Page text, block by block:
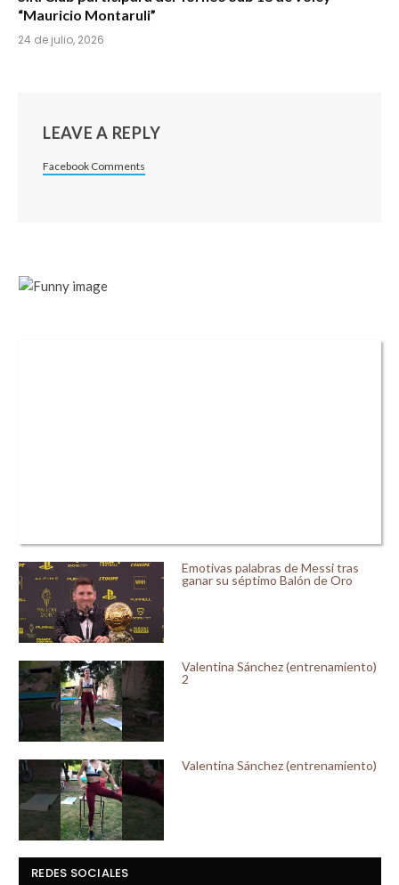
“Mauricio Montaruli”
24 de julio, 2026
LEAVE A REPLY
Facebook Comments
Emotivas palabras de Messi tras
ganar su séptimo Balón de Oro
Valentina Sánchez (entrenamiento)
2
Valentina Sánchez (entrenamiento)
REDES SOCIALES